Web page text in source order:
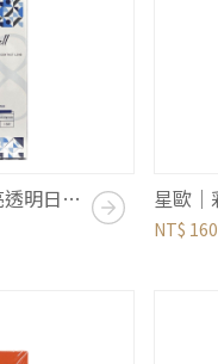
星歐｜卡沛兒晴亮透明日拋 (30PCS)｜水藍
NT$ 160